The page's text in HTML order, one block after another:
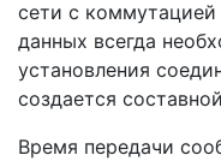
сети с коммутацией
данных всегда
установления
создается
Время передачи